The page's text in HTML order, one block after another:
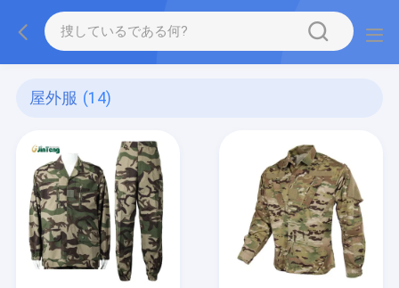
屋外服 (14)